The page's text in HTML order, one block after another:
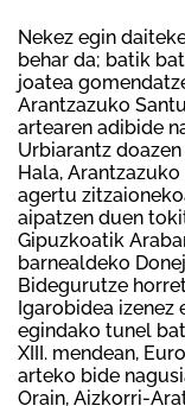
Nekez egin
behar da; batik
joatea
Arantzazuko
artearen adibide
Urbiarantz
Hala,
agertu
aipatzen duen
Gipuzkoatik
barnealdeko
Bidegurutze
Igarobidea izenez
egindako tunel
XIII. mendean,
arteko bide
Orain, Aizkorri-